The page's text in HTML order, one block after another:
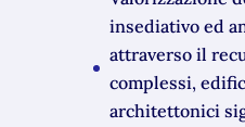
insediativo ed
attraverso il
complessi,
architettonici